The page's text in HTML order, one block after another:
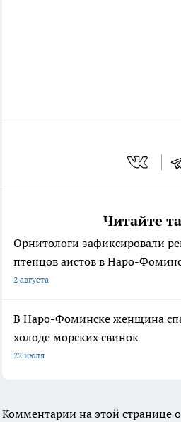
Читайте
Орнитологи зафиксировали
птенцов аистов в Наро-
2 августа
В Наро-Фоминске женщина
холоде морских свинок
22 июля
Комментарии на этой странице